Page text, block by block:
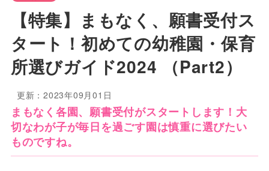
【特集】まもなく、願書受付ス
タート！初めての幼稚園・保育
所選びガイド2024 （Part2）
更新：2023年09月01日
まもなく各園、願書受付がスタートします！大
切なわが子が毎日を過ごす園は慎重に選びたい
ものですね。